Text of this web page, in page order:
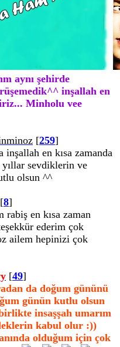
aynı şehirde
inşallah en
Minholu vee
[259]
inşallah en kısa zamanda
sevdiklerin ve
olsun ^^
[8]
rabiş en kısa zaman
ederim çok
ailem hepinizi çok
[49]
da doğum gününü
günün kutlu olsun
insaşşah umarım
kabul olur :))
olduğum için çok